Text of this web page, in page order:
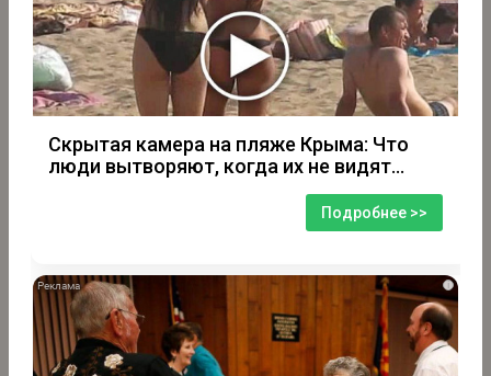
Скрытая камера на пляже Крыма: Что
люди вытворяют, когда их не видят...
Подробнее >>
i